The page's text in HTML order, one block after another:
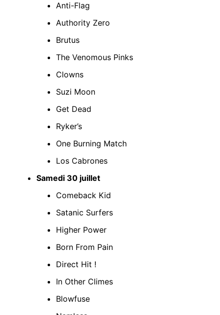
Anti-Flag
Authority Zero
Brutus
The Venomous Pinks
Clowns
Suzi Moon
Get Dead
Ryker’s
One Burning Match
Los Cabrones
Samedi 30 juillet
Comeback Kid
Satanic Surfers
Higher Power
Born From Pain
Direct Hit !
In Other Climes
Blowfuse